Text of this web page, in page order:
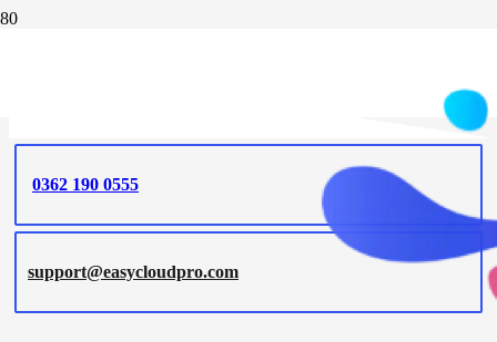
0362 190 0555
support@easycloudpro.com